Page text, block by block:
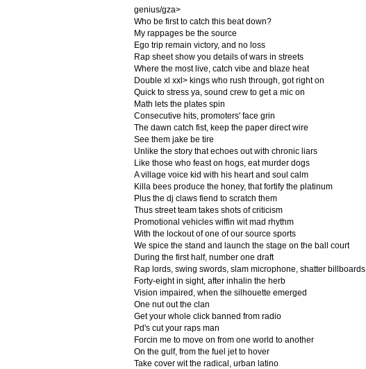
genius/gza>
Who be first to catch this beat down?
My rappages be the source
Ego trip remain victory, and no loss
Rap sheet show you details of wars in streets
Where the most live, catch vibe and blaze heat
Double xl xxl> kings who rush through, got right on
Quick to stress ya, sound crew to get a mic on
Math lets the plates spin
Consecutive hits, promoters' face grin
The dawn catch fist, keep the paper direct wire
See them jake be tire
Unlike the story that echoes out with chronic liars
Like those who feast on hogs, eat murder dogs
A village voice kid with his heart and soul calm
Killa bees produce the honey, that fortify the platinum
Plus the dj claws fiend to scratch them
Thus street team takes shots of criticism
Promotional vehicles wiffin wit mad rhythm
With the lockout of one of our source sports
We spice the stand and launch the stage on the ball court
During the first half, number one draft
Rap lords, swing swords, slam microphone, shatter billboards
Forty-eight in sight, after inhalin the herb
Vision impaired, when the silhouette emerged
One nut out the clan
Get your whole click banned from radio
Pd's cut your raps man
Forcin me to move on from one world to another
On the gulf, from the fuel jet to hover
Take cover wit the radical, urban latino